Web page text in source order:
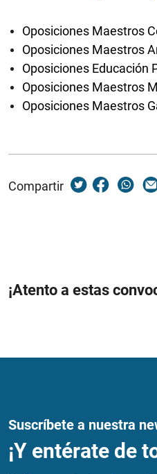
Oposiciones Maestros
Oposiciones Maestros
Oposiciones Educación
Oposiciones Maestros
Oposiciones Maestros
Compartir
¡Atento a estas
Suscríbete a nuestra
¡Y entérate de